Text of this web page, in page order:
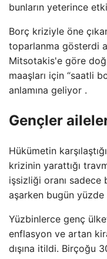
bunların yeterince
Borç kriziyle öne
toparlanma gösterdi
Mitsotakis'e göre
maaşları için “saatli
anlamına geliyor .
Gençler
Hükümetin
krizinin yarattığı
işsizliği oranı sadece
aşarken bugün yüzde
Yüzbinlerce genç
enflasyon ve artan
dışına itildi. Birçoğu